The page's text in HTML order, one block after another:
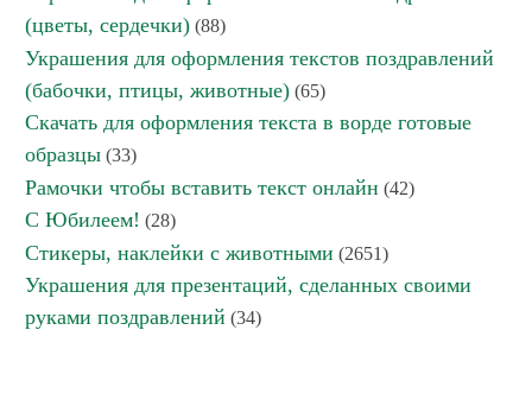
(цветы, сердечки) (88)
Украшения для оформления текстов поздравлений
(бабочки, птицы, животные) (65)
Скачать для оформления текста в ворде готовые
образцы (33)
Рамочки чтобы вставить текст онлайн (42)
С Юбилеем! (28)
Стикеры, наклейки с животными (2651)
Украшения для презентаций, сделанных своими
руками поздравлений (34)